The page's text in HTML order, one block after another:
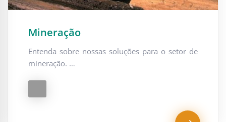
Mineração
Entenda sobre nossas soluções para o setor de
mineração. …